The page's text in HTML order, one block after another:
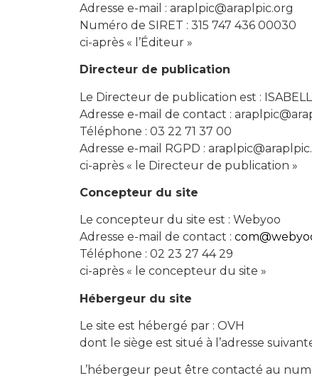
Adresse e-mail : araplpic@araplpic.org
Numéro de SIRET : 315 747 436 00030
ci-après « l’Éditeur »
Directeur de publication
Le Directeur de publication est :
Adresse e-mail de contact :
Téléphone : 03 22 71 37 00
Adresse e-mail RGPD :
ci-après « le Directeur de publication »
Concepteur du site
Le concepteur du site est : Webyoo
Adresse e-mail de contact :
Téléphone : 02 23 27 44 29
ci-après « le concepteur du site »
Hébergeur du site
Le site est hébergé par : OVH
dont le siège est situé à l’adresse
L’hébergeur peut être contacté au